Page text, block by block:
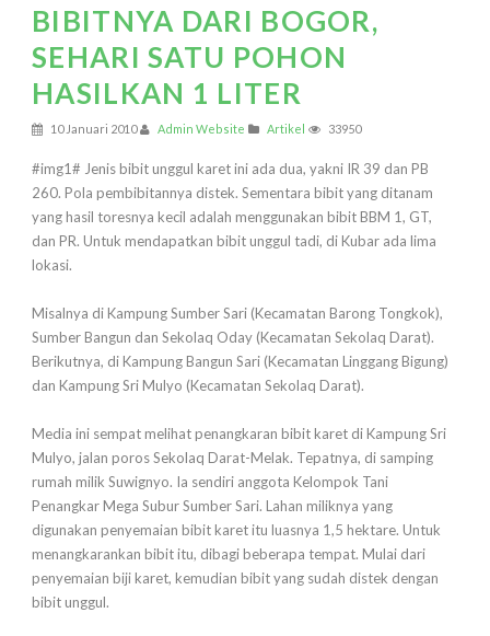
BIBITNYA DARI BOGOR,
SEHARI SATU POHON
HASILKAN 1 LITER
10 Januari 2010 Admin Website Artikel 33950
#img1# Jenis bibit unggul karet ini ada dua, yakni IR 39 dan PB
260. Pola pembibitannya distek. Sementara bibit yang ditanam
yang hasil toresnya kecil adalah menggunakan bibit BBM 1, GT,
dan PR. Untuk mendapatkan bibit unggul tadi, di Kubar ada lima
lokasi.
Misalnya di Kampung Sumber Sari (Kecamatan Barong Tongkok),
Sumber Bangun dan Sekolaq Oday (Kecamatan Sekolaq Darat).
Berikutnya, di Kampung Bangun Sari (Kecamatan Linggang Bigung)
dan Kampung Sri Mulyo (Kecamatan Sekolaq Darat).
Media ini sempat melihat penangkaran bibit karet di Kampung Sri
Mulyo, jalan poros Sekolaq Darat-Melak. Tepatnya, di samping
rumah milik Suwignyo. Ia sendiri anggota Kelompok Tani
Penangkar Mega Subur Sumber Sari. Lahan miliknya yang
digunakan penyemaian bibit karet itu luasnya 1,5 hektare. Untuk
menangkarankan bibit itu, dibagi beberapa tempat. Mulai dari
penyemaian biji karet, kemudian bibit yang sudah distek dengan
bibit unggul.